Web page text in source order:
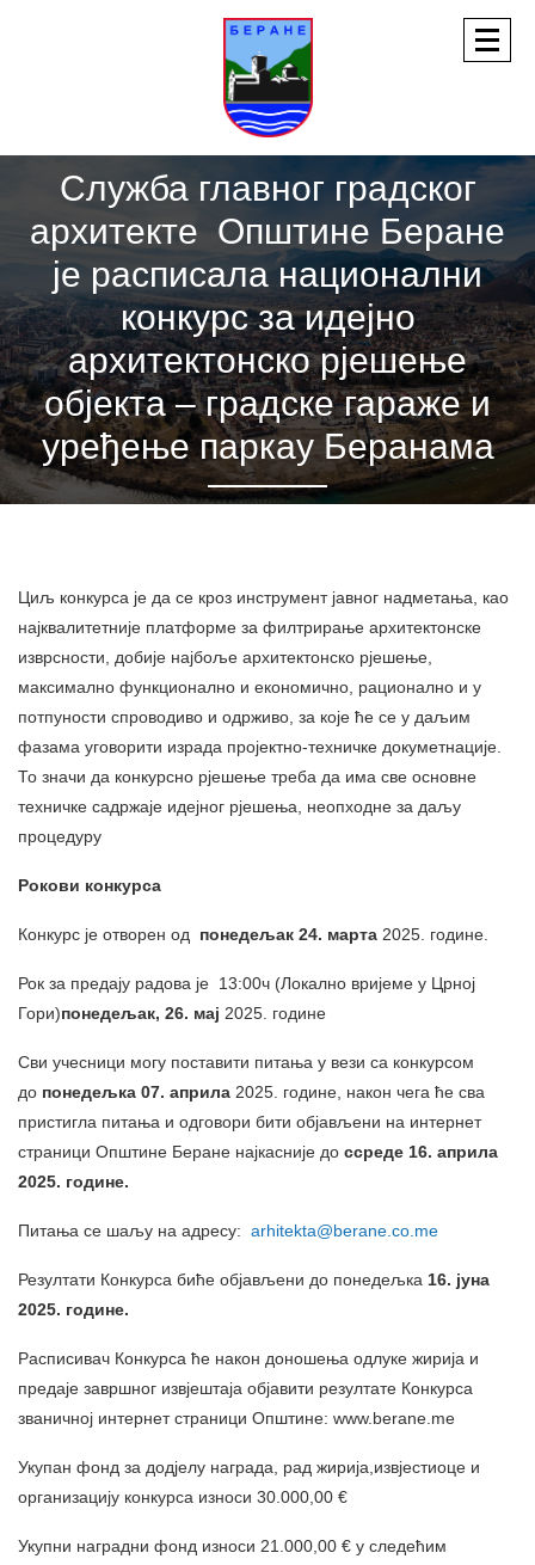
Служба главног градског
архитекте Општине Беране
је расписала национални
конкурс за идејно
архитектонско рјешење
објекта – градске гараже и
уређење паркау Беранама
Циљ конкурса је да се кроз инструмент јавног надметања, као
најквалитетније платформе за филтрирање архитектонске
изврсности, добије најбоље архитектонско рјешење,
максимално функционално и економично, рационално и у
потпуности спроводиво и одрживо, за које ће се у даљим
фазама уговорити израда пројектно-техничке докуметнације.
То значи да конкурсно рјешење треба да има све основне
техничке садржаје идејног рјешења, неопходне за даљу
процедуру
Рокови конкурса
Конкурс је отворен од понедељак 24. марта 2025. године.
Рок за предају радова је 13:00ч (Локално вријеме у Црној
Гори)понедељак, 26. мај 2025. године
Сви учесници могу поставити питања у вези са конкурсом
до понедељка 07. априла 2025. године, након чега ће сва
пристигла питања и одговори бити објављени на интернет
страници Општине Беране најкасније до ссреде 16. априла
2025. године.
Питања се шаљу на адресу: arhitekta@berane.co.me
Резултати Конкурса биће објављени до понедељка 16. јуна
2025. године.
Расписивач Конкурса ће након доношења одлуке жирија и
предаје завршног извјештаја објавити резултате Конкурса
званичној интернет страници Општине: www.berane.me
Укупан фонд за додјелу награда, рад жирија,извјестиоце и
организацију конкурса износи 30.000,00 €
Укупни наградни фонд износи 21.000,00 € у следећим